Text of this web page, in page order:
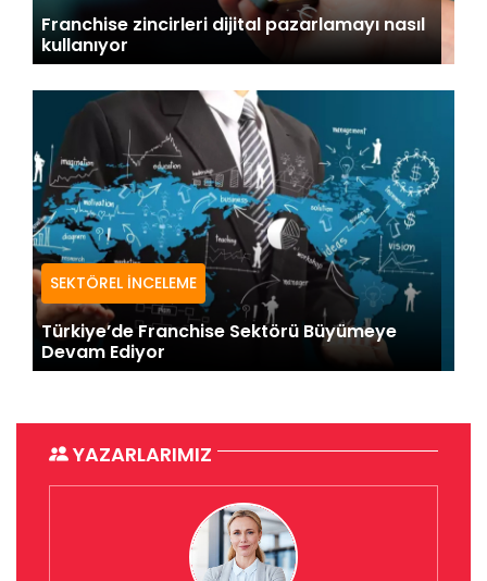
Franchise zincirleri dijital pazarlamayı nasıl
kullanıyor
SEKTÖREL İNCELEME
Türkiye’de Franchise Sektörü Büyümeye
Devam Ediyor
YAZARLARIMIZ